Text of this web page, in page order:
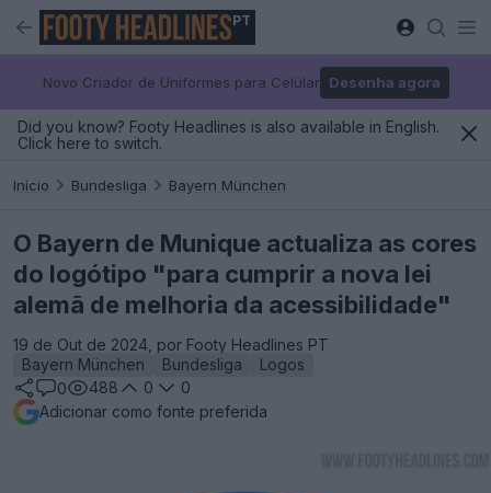
PT
Novo Criador de Uniformes para Celular Desenha agora
Did you know? Footy Headlines is also available in English.
Click here to switch.
Início Bundesliga Bayern München
O Bayern de Munique actualiza as cores
do logótipo "para cumprir a nova lei
alemã de melhoria da acessibilidade"
19 de Out de 2024, por Footy Headlines PT
Bayern München
Bundesliga
Logos
0
488 0
0
Adicionar como fonte preferida